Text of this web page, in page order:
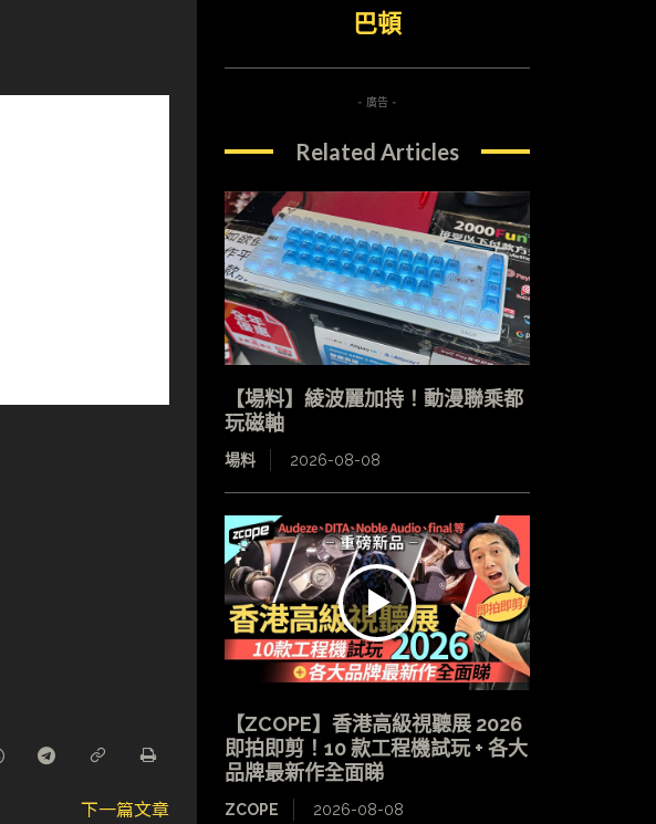
下一篇文章
巴頓
- 廣告 -
Related Articles
【場料】綾波麗加持！動漫聯乘都
玩磁軸
場料 2026-08-08
【ZCOPE】香港高級視聽展 2026
即拍即剪！10 款工程機試玩 + 各大
品牌最新作全面睇
ZCOPE 2026-08-08